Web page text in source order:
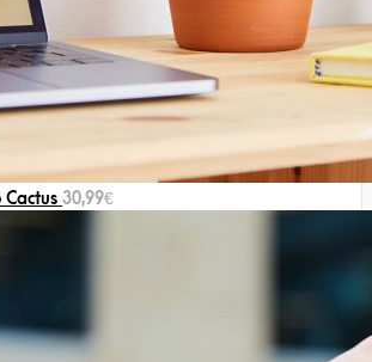
Cactus 30,99€